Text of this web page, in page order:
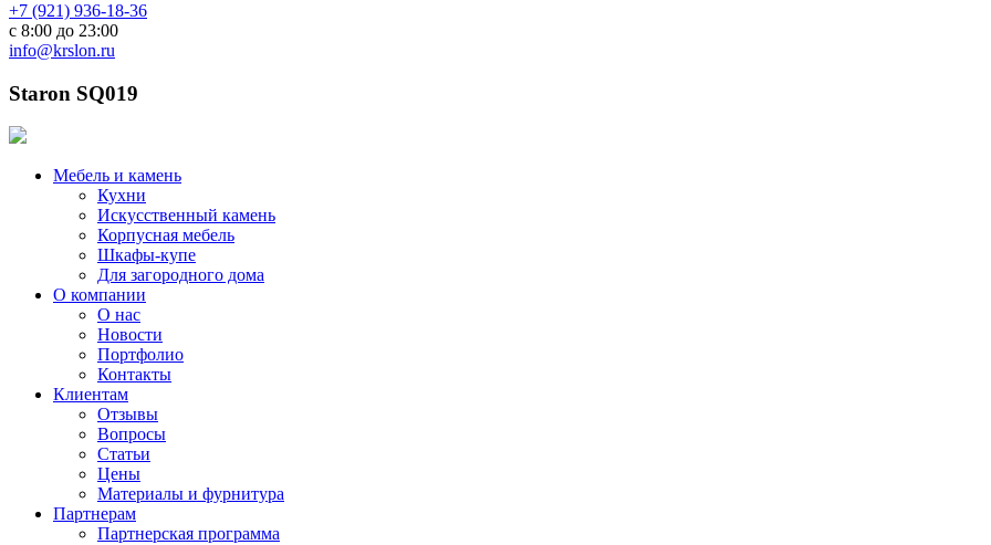
+7 (921) 936-18-36
с 8:00 до 23:00
info@krslon.ru
Staron SQ019
Мебель и камень
Кухни
Искусственный камень
Корпусная мебель
Шкафы-купе
Для загородного дома
О компании
О нас
Новости
Портфолио
Контакты
Клиентам
Отзывы
Вопросы
Статьи
Цены
Материалы и фурнитура
Партнерам
Партнерская программа